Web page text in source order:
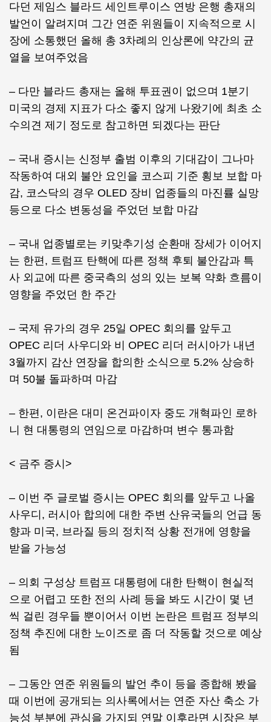
다던 제임스 블라드 세인트루이스 연방 은행 총재의
발언이 알려지며 그간 연준 위원들이 지속적으로 시
장에 소통했던 올해 총 3차례의 인상론에 약간의 균
열을 보여주었음
– 다만 블라드 총재는 올해 투표권이 없으며 1분기
미국의 경제 지표가 다소 좋지 않게 나왔기에 최초 소
수의견 제기 정도로 참고하면 되겠다는 판단
– 국내 증시는 신정부 출범 이후의 기대감이 그나마
작동하여 대외 불안 요인을 코스피 기준 횡보 보합 마
감, 코스닥의 경우 OLED 장비 업종들의 마진률 실망
등으로 다소 변동성을 주었던 보합 마감
– 국내 업종별로는 키맞추기성 순환매 장세가 이어지
는 한편, 트럼프 탄핵에 따른 정책 후퇴 불안감과 특
사 외교에 따른 중국측의 성의 있는 보복 약화 흐름이
영향을 주었던 한 주간
– 국제 유가의 경우 25일 OPEC 회의를 앞두고
OPEC 리더 사우디와 비 OPEC 리더 러시아가 내년
3월까지 감산 연장을 합의한 소식으로 5.2% 상승하
며 50불 돌파하며 마감
– 한편, 이란은 대미 온건파이자 중도 개혁파인 로하
니 현 대통령의 연임으로 마감하며 변수 통과함
< 금주 증시>
– 이번 주 글로벌 증시는 OPEC 회의를 앞두고 나올
사우디, 러시아 합의에 대한 주변 산유국들의 언급 동
향과 미국, 브라질 등의 정치적 상황 전개에 영향을
받을 가능성
– 의회 구성상 트럼프 대통령에 대한 탄핵이 현실적
으로 어렵고 또한 전의 사례 등을 봐도 시간이 몇 년
씩 걸린 경우들 뿐이어서 이번 논란은 트럼프 정부의
정책 추진에 대한 노이즈로 좀 더 작동할 것으로 예상
됨
– 그동안 연준 위원들의 발언 추이 등을 종합해 봤을
때 이번에 공개되는 의사록에서는 연준 자산 축소 가
능성 부분에 관심을 가지되 연말 이후라면 시장은 부